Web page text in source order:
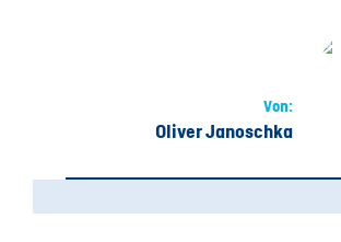
Von:
Oliver Janoschka